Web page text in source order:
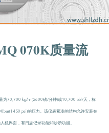
070K质量流
为70,700 kg/hr (2600磅/分钟)或10,700 bbl/天，标
psi)的压力。该仪表紧凑的结构允许安装在
机界面，有日志记录功能和诊断功能。